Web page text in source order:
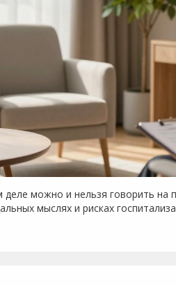
можно и нельзя говорить на
мыслях и рисках